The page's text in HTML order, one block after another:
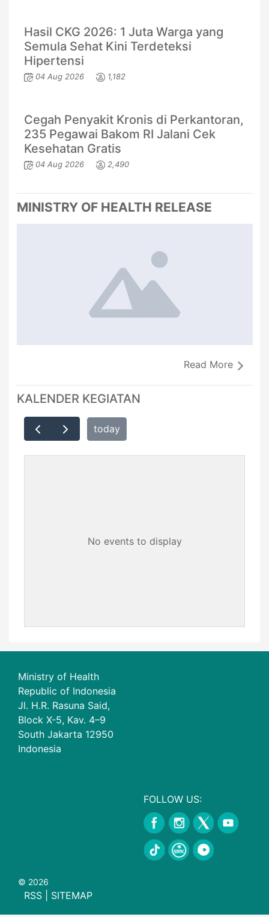
Hasil CKG 2026: 1 Juta Warga yang
Semula Sehat Kini Terdeteksi
Hipertensi
04 Aug 2026 1,182
Cegah Penyakit Kronis di Perkantoran,
235 Pegawai Bakom RI Jalani Cek
Kesehatan Gratis
04 Aug 2026 2,490
MINISTRY OF HEALTH RELEASE
Read More
KALENDER KEGIATAN
today
No events to display
Ministry of Health
Republic of Indonesia
Jl. H.R. Rasuna Said,
Block X-5, Kav. 4–9
South Jakarta 12950
Indonesia
FOLLOW US:
© 2026
RSS SITEMAP